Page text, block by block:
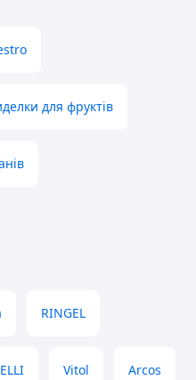
для фруктів
RINGEL
Vitol Arcos